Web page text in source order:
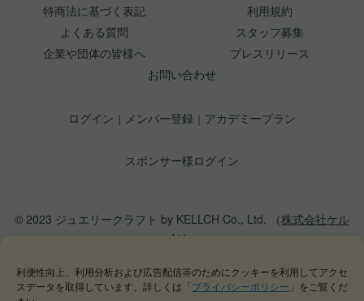
利便性向上、利用分析および広告配信等のためにクッキーを利用してアクセ
スデータを取得しています。詳しくは「プライバシーポリシー 」をご覧くだ
特商法に基づく表記
利用規約
よくある質問
スタッフ募集
企業や団体の皆様へ
プレスリリース
お問い合わせ
ログイン ｜ メンバー登録 ｜ アカデミープラン
スポンサー様ログイン
© 2023 ジュエリークラフト by KELLCH Co., Ltd. （株式会社ケル
ヒ ）
私達は、地方創生SDGs官民連携プラットフォームに加盟しています
私達は、（一社）日本ジュエリー協会 の正会員として日本のジュエリー文化の発